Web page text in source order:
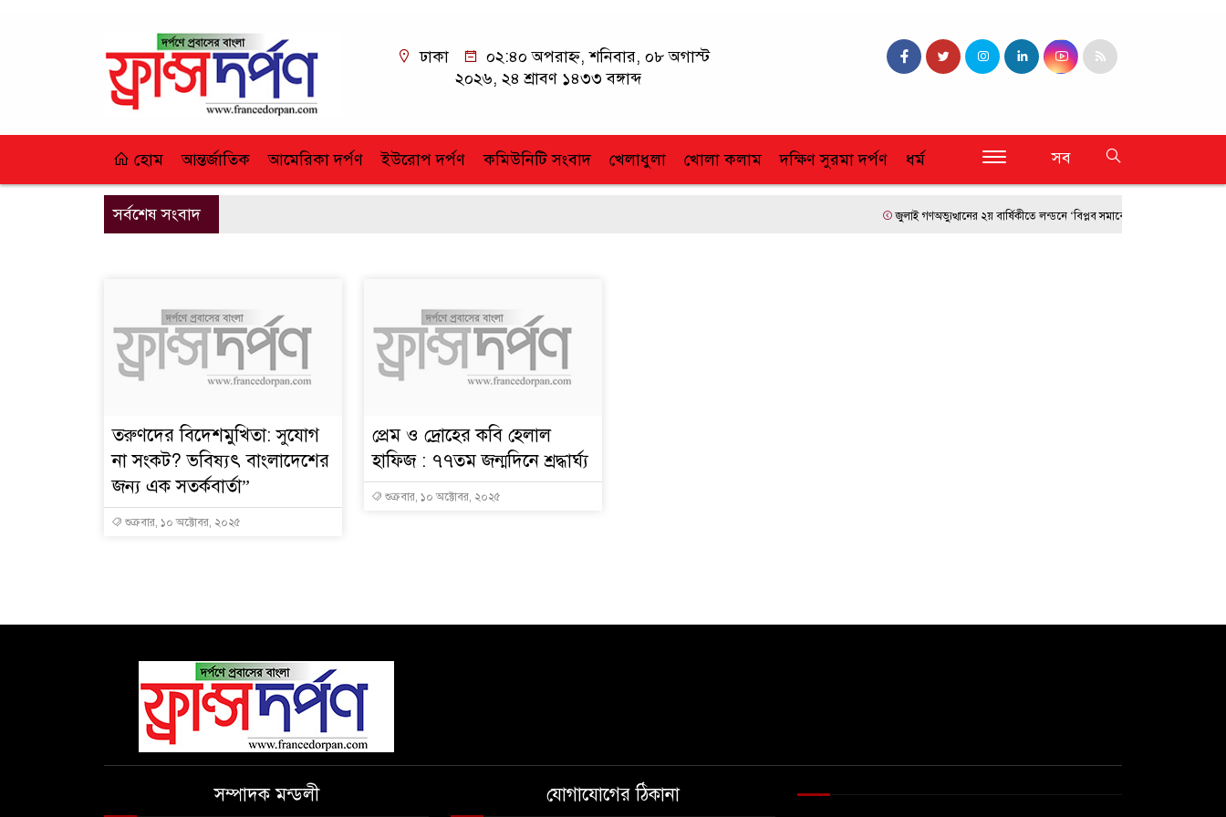
ঢাকা
০২:৪০ অপরাহ্ন, শনিবার, ০৮ অগাস্ট
২০২৬, ২৪ শ্রাবণ ১৪৩৩ বঙ্গাব্দ
হোম আন্তর্জাতিক আমেরিকা দর্পণ ইউরোপ দর্পণ কমিউনিটি সংবাদ খেলাধুলা খোলা কলাম দক্ষিণ সুরমা দর্পণ ধর্ম সব
সর্বশেষ সংবাদ জুলাই গণঅভ্যুত্থানের ২য় বার্ষিকীতে লন্ডনে ‘বিপ্লব সমাবেশ’
তরুণদের বিদেশমুখিতা: সুযোগ
না সংকট? ভবিষ্যৎ বাংলাদেশের
জন্য এক সতর্কবার্তা”
শুক্রবার, ১০ অক্টোবর, ২০২৫
প্রেম ও দ্রোহের কবি হেলাল
হাফিজ : ৭৭তম জন্মদিনে শ্রদ্ধার্ঘ্য
শুক্রবার, ১০ অক্টোবর, ২০২৫
সম্পাদক মন্ডলী যোগাযোগের ঠিকানা